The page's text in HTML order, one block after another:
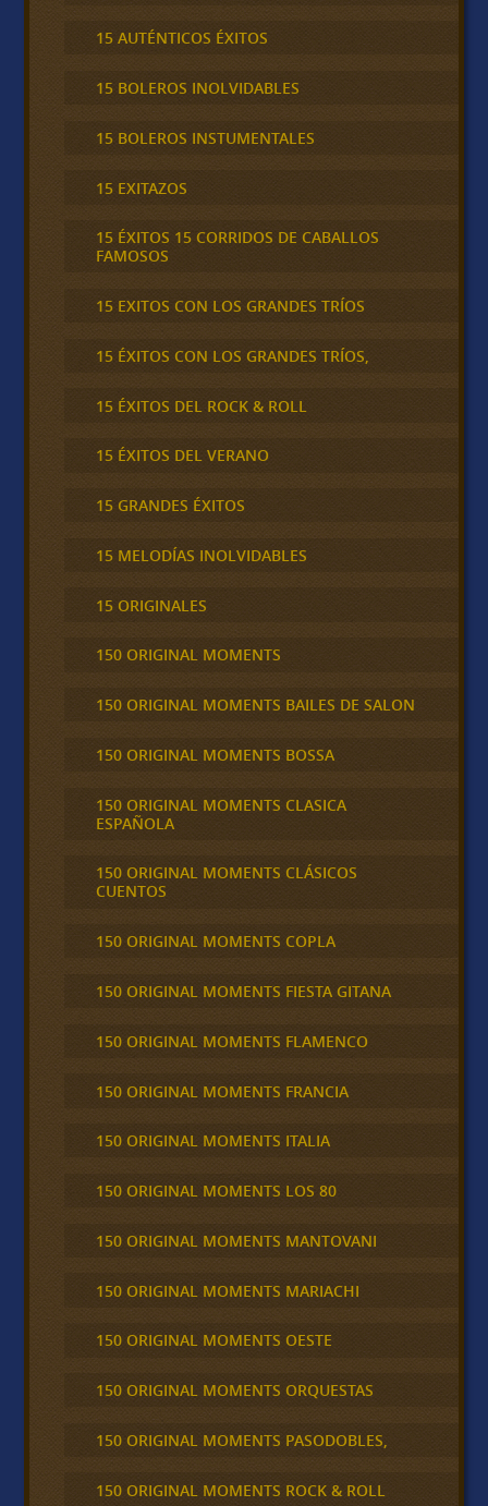
15 AUTÉNTICOS ÉXITOS
15 BOLEROS INOLVIDABLES
15 BOLEROS INSTUMENTALES
15 EXITAZOS
15 ÉXITOS 15 CORRIDOS DE CABALLOS
FAMOSOS
15 EXITOS CON LOS GRANDES TRÍOS
15 ÉXITOS CON LOS GRANDES TRÍOS,
15 ÉXITOS DEL ROCK & ROLL
15 ÉXITOS DEL VERANO
15 GRANDES ÉXITOS
15 MELODÍAS INOLVIDABLES
15 ORIGINALES
150 ORIGINAL MOMENTS
150 ORIGINAL MOMENTS BAILES DE SALON
150 ORIGINAL MOMENTS BOSSA
150 ORIGINAL MOMENTS CLASICA
ESPAÑOLA
150 ORIGINAL MOMENTS CLÁSICOS
CUENTOS
150 ORIGINAL MOMENTS COPLA
150 ORIGINAL MOMENTS FIESTA GITANA
150 ORIGINAL MOMENTS FLAMENCO
150 ORIGINAL MOMENTS FRANCIA
150 ORIGINAL MOMENTS ITALIA
150 ORIGINAL MOMENTS LOS 80
150 ORIGINAL MOMENTS MANTOVANI
150 ORIGINAL MOMENTS MARIACHI
150 ORIGINAL MOMENTS OESTE
150 ORIGINAL MOMENTS ORQUESTAS
150 ORIGINAL MOMENTS PASODOBLES,
150 ORIGINAL MOMENTS ROCK & ROLL